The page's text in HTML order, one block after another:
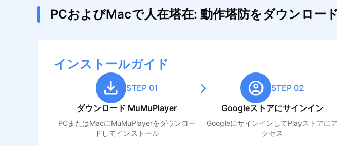
PCおよびMacで人在塔在: 動作塔防をダウンロー
インストールガイド
STEP 01
ダウンロード MuMuPlayer
PCまたはMacにMuMuPlayerをダウンロー
ドしてインストール
STEP 02
Googleストアにサインイン
GoogleにサインインしてPlayストアにア
クセス